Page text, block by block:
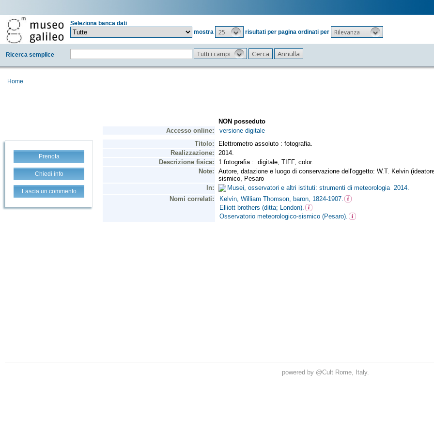
Seleziona banca dati
mostra
25 risultati per pagina ordinati per Rilevanza
Ricerca semplice Tutti i campi
Home
Prenota
Chiedi info
Lascia un commento
powered by @Cult Rome, Italy.